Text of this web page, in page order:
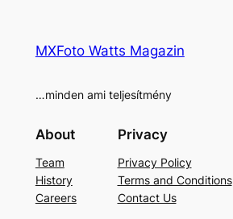
MXFoto Watts Magazin
…minden ami teljesítmény
About
Team
History
Careers
Privacy
Privacy Policy
Terms and Conditions
Contact Us